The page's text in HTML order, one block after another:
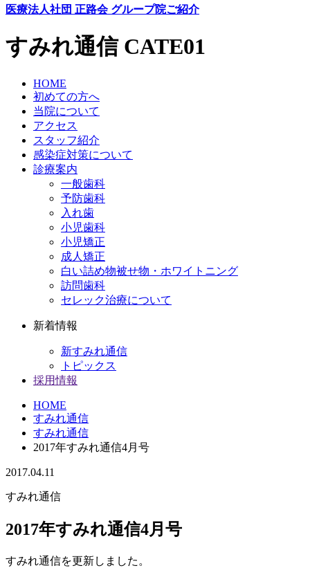
医療法人社団 正路会 グループ院ご紹介
すみれ通信 CATE01
HOME
初めての方へ
当院について
アクセス
スタッフ紹介
感染症対策について
診療案内
一般歯科
予防歯科
入れ歯
小児歯科
小児矯正
成人矯正
白い詰め物被せ物・ホワイトニング
訪問歯科
セレック治療について
新着情報
新すみれ通信
トピックス
採用情報
HOME
すみれ通信
すみれ通信
2017年すみれ通信4月号
2017.04.11
すみれ通信
2017年すみれ通信4月号
すみれ通信を更新しました。